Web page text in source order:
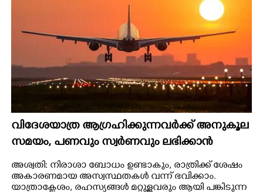
SPIRITUAL
INFO+
ASTRO
വിദേശയാത്ര ആഗ്രഹിക്കുന്നവർക്ക് അനുകൂല
സമയം,​ പണവും സ്വർണവും ലഭിക്കാൻ
യോഗം
അശ്വതി: നിരാശാ ബോധം ഉണ്ടാകും, രാത്രിക്ക് ശേഷം
അകാരണമായ അസ്വസ്ഥതകൾ വന്ന് ഭവിക്കാം.
യാത്രാക്ലേശം, രഹസ്യങ്ങൾ മറ്റുള്ളവരും ആയി പങ്കിടുന്ന